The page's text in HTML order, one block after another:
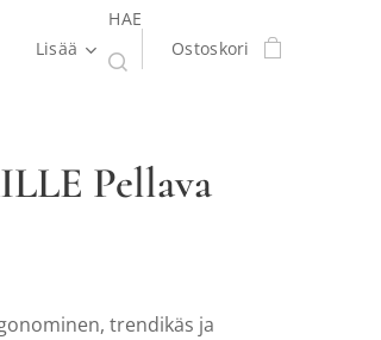
Lisää
HAE
Ostoskori
Pellava
trendikäs ja